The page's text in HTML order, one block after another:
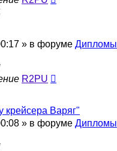
» в форуме Дипломы
R2PU
крейсера Варяг"
» в форуме Дипломы